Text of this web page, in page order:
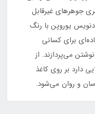
جوهرهای غیرقابل
یوروپن با رنگ
برای کسانی
می‌پردازند. از
دارد بر روی کاغذ
و روان می‌شود.